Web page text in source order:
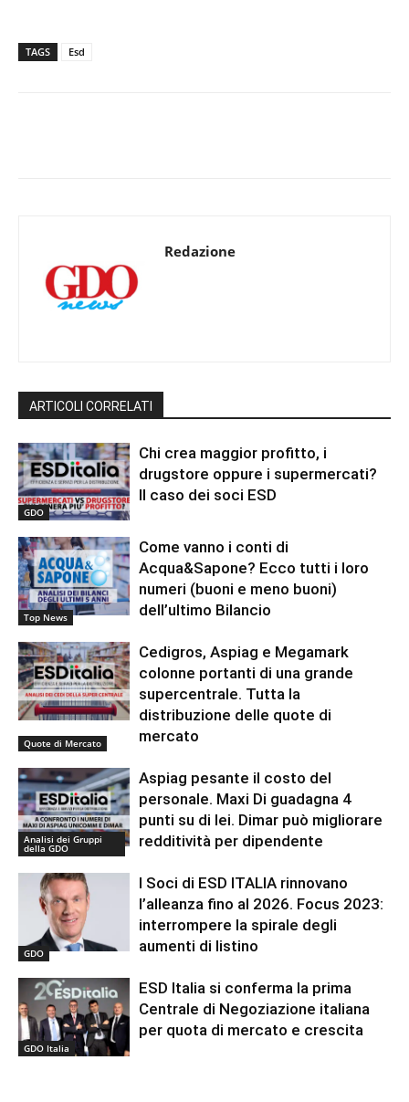
TAGS Esd
Redazione
ARTICOLI CORRELATI
GDO
Chi crea maggior profitto, i
drugstore oppure i supermercati?
Il caso dei soci ESD
Top News
Come vanno i conti di
Acqua&Sapone? Ecco tutti i loro
numeri (buoni e meno buoni)
dell’ultimo Bilancio
Quote di Mercato
Cedigros, Aspiag e Megamark
colonne portanti di una grande
supercentrale. Tutta la
distribuzione delle quote di
mercato
Analisi dei Gruppi
della GDO
Aspiag pesante il costo del
personale. Maxi Di guadagna 4
punti su di lei. Dimar può migliorare
redditività per dipendente
GDO
I Soci di ESD ITALIA rinnovano
l’alleanza fino al 2026. Focus 2023:
interrompere la spirale degli
aumenti di listino
GDO Italia
ESD Italia si conferma la prima
Centrale di Negoziazione italiana
per quota di mercato e crescita